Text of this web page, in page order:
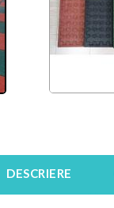
DESCRIERE